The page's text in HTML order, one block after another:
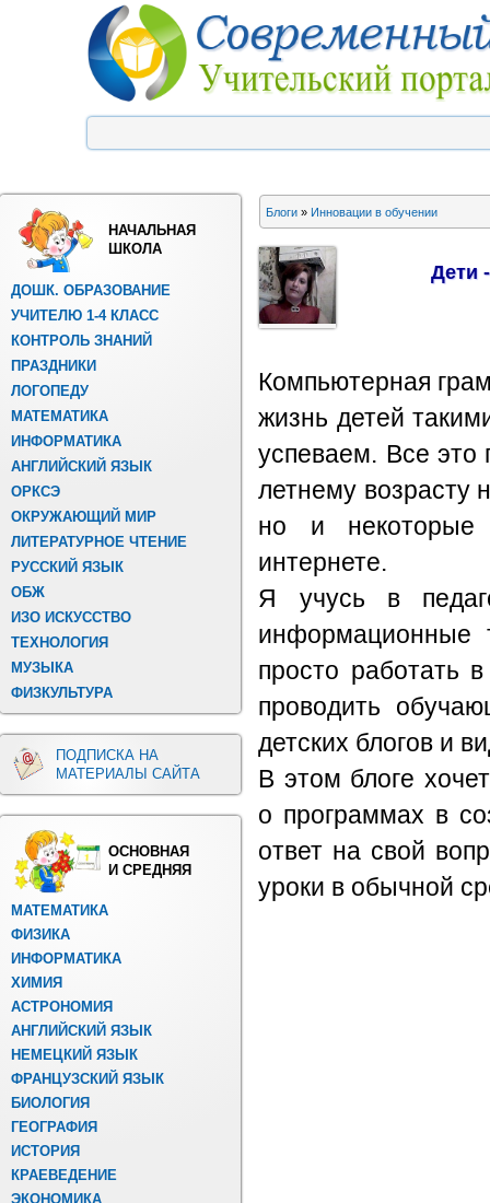
НАЧАЛЬНАЯ
ШКОЛА
ДОШК. ОБРАЗОВАНИЕ
УЧИТЕЛЮ 1-4 КЛАСС
КОНТРОЛЬ ЗНАНИЙ
ПРАЗДНИКИ
ЛОГОПЕДУ
МАТЕМАТИКА
ИНФОРМАТИКА
АНГЛИЙСКИЙ ЯЗЫК
ОРКСЭ
ОКРУЖАЮЩИЙ МИР
ЛИТЕРАТУРНОЕ ЧТЕНИЕ
РУССКИЙ ЯЗЫК
ОБЖ
ИЗО ИСКУССТВО
ТЕХНОЛОГИЯ
МУЗЫКА
ФИЗКУЛЬТУРА
ПОДПИСКА НА
МАТЕРИАЛЫ САЙТА
ОСНОВНАЯ
И СРЕДНЯЯ
МАТЕМАТИКА
ФИЗИКА
ИНФОРМАТИКА
ХИМИЯ
АСТРОНОМИЯ
АНГЛИЙСКИЙ ЯЗЫК
НЕМЕЦКИЙ ЯЗЫК
ФРАНЦУЗСКИЙ ЯЗЫК
БИОЛОГИЯ
ГЕОГРАФИЯ
ИСТОРИЯ
КРАЕВЕДЕНИЕ
ЭКОНОМИКА
Блоги » Инновации в обучении
Дети
Компьютерная
жизнь детей
успеваем. Все это
летнему возрасту
но и некоторые
интернете.
Я учусь в
информационные
просто работать
проводить
детских блогов и
В этом блоге
о программах в
ответ на свой
уроки в обычной